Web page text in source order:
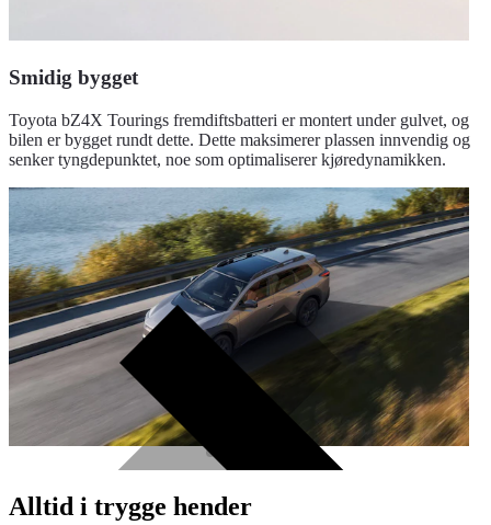
Smidig bygget
Toyota bZ4X Tourings fremdiftsbatteri er montert under gulvet, og
bilen er bygget rundt dette. Dette maksimerer plassen innvendig og
senker tyngdepunktet, noe som optimaliserer kjøredynamikken.
Alltid i trygge hender